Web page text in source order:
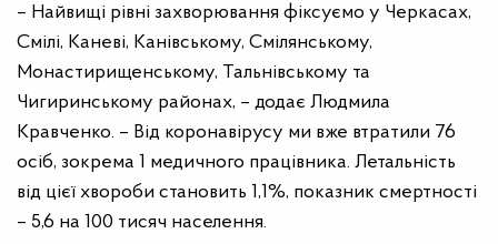
– Найвищі рівні захворювання фіксуємо у Черкасах,
Смілі, Каневі, Канівському, Смілянському,
Монастирищенському, Тальнівському та
Чигиринському районах, – додає Людмила
Кравченко. – Від коронавірусу ми вже втратили 76
осіб, зокрема 1 медичного працівника. Летальність
від цієї хвороби становить 1,1%, показник смертності
– 5,6 на 100 тисяч населення.